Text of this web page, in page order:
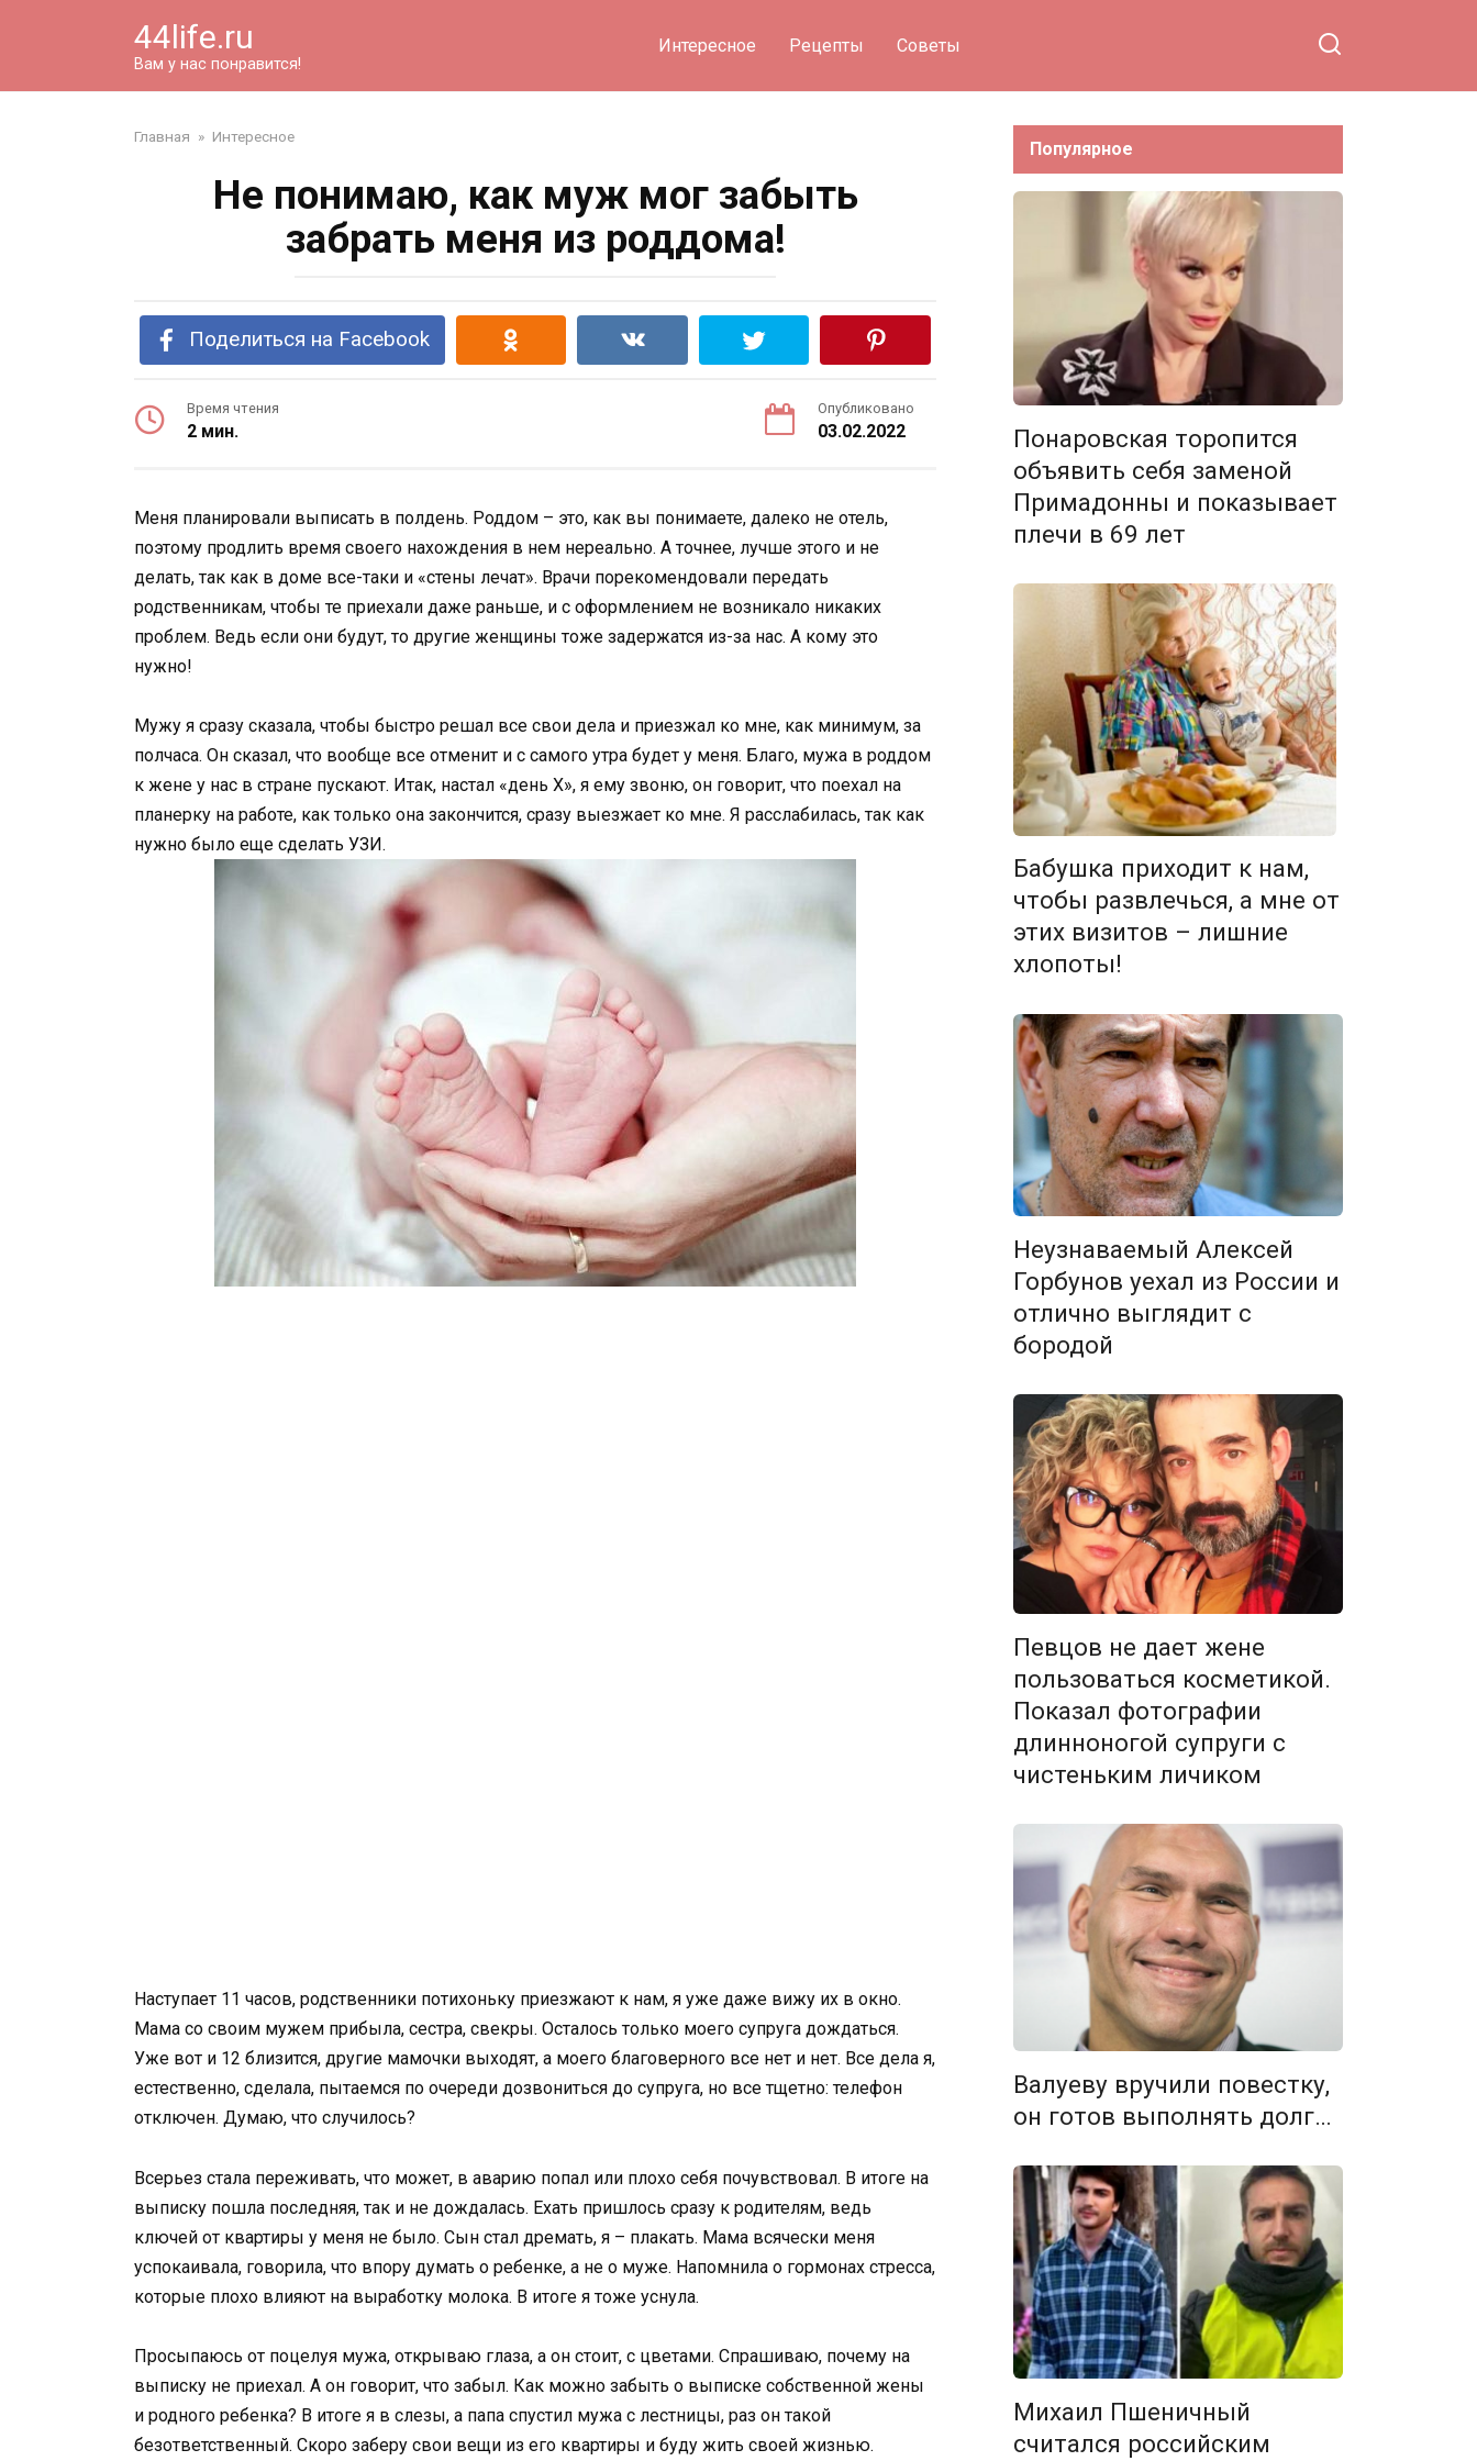
44life.ru
Вам у нас понравится!
Интересное Рецепты Советы
Главная » Интересное
Не понимаю, как муж мог забыть
забрать меня из роддома!
Поделиться на Facebook
Время чтения
2 мин.
Опубликовано
03.02.2022
Меня планировали выписать в полдень. Роддом – это, как вы понимаете, далеко не отель,
поэтому продлить время своего нахождения в нем нереально. А точнее, лучше этого и не
делать, так как в доме все-таки и «стены лечат». Врачи порекомендовали передать
родственникам, чтобы те приехали даже раньше, и с оформлением не возникало никаких
проблем. Ведь если они будут, то другие женщины тоже задержатся из-за нас. А кому это
нужно!
Мужу я сразу сказала, чтобы быстро решал все свои дела и приезжал ко мне, как минимум, за
полчаса. Он сказал, что вообще все отменит и с самого утра будет у меня. Благо, мужа в роддом
к жене у нас в стране пускают. Итак, настал «день X», я ему звоню, он говорит, что поехал на
планерку на работе, как только она закончится, сразу выезжает ко мне. Я расслабилась, так как
нужно было еще сделать УЗИ.
Наступает 11 часов, родственники потихоньку приезжают к нам, я уже даже вижу их в окно.
Мама со своим мужем прибыла, сестра, свекры. Осталось только моего супруга дождаться.
Уже вот и 12 близится, другие мамочки выходят, а моего благоверного все нет и нет. Все дела я,
естественно, сделала, пытаемся по очереди дозвониться до супруга, но все тщетно: телефон
отключен. Думаю, что случилось?
Всерьез стала переживать, что может, в аварию попал или плохо себя почувствовал. В итоге на
выписку пошла последняя, так и не дождалась. Ехать пришлось сразу к родителям, ведь
ключей от квартиры у меня не было. Сын стал дремать, я – плакать. Мама всячески меня
успокаивала, говорила, что впору думать о ребенке, а не о муже. Напомнила о гормонах стресса,
которые плохо влияют на выработку молока. В итоге я тоже уснула.
Просыпаюсь от поцелуя мужа, открываю глаза, а он стоит, с цветами. Спрашиваю, почему на
выписку не приехал. А он говорит, что забыл. Как можно забыть о выписке собственной жены
и родного ребенка? В итоге я в слезы, а папа спустил мужа с лестницы, раз он такой
безответственный. Скоро заберу свои вещи из его квартиры и буду жить своей жизнью.
Популярное
Понаровская торопится
объявить себя заменой
Примадонны и показывает
плечи в 69 лет
Бабушка приходит к нам,
чтобы развлечься, а мне от
этих визитов – лишние
хлопоты!
Неузнаваемый Алексей
Горбунов уехал из России и
отлично выглядит с
бородой
Певцов не дает жене
пользоваться косметикой.
Показал фотографии
длинноногой супруги с
чистеньким личиком
Валуеву вручили повестку,
он готов выполнять долг…
Михаил Пшеничный
считался российским